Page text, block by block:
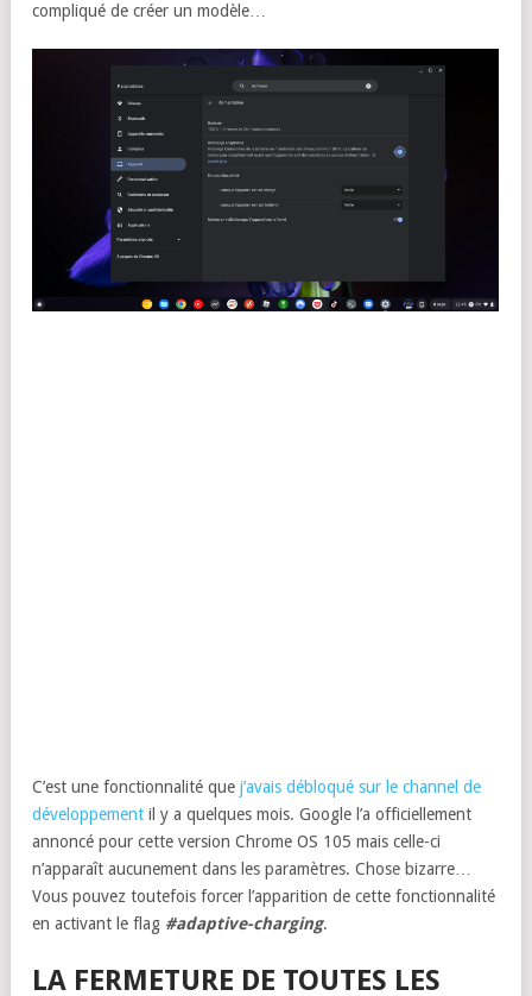
compliqué de créer un modèle…
C’est une fonctionnalité que j’avais débloqué sur le channel de
développement il y a quelques mois. Google l’a officiellement
annoncé pour cette version Chrome OS 105 mais celle-ci
n’apparaît aucunement dans les paramètres. Chose bizarre…
Vous pouvez toutefois forcer l’apparition de cette fonctionnalité
en activant le flag #adaptive-charging.
LA FERMETURE DE TOUTES LES